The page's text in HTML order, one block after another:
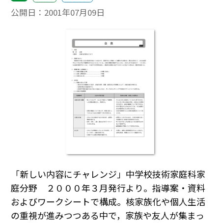
公開日： 2001年07月09日
「新しい内容にチャレンジ」中学校技術家庭科家
庭分野 ２０００年３月発行より。指導案・資料
およびワークシートで構成。核家族化や個人生活
の重視が進みつつある中で，家族や友人が集まっ